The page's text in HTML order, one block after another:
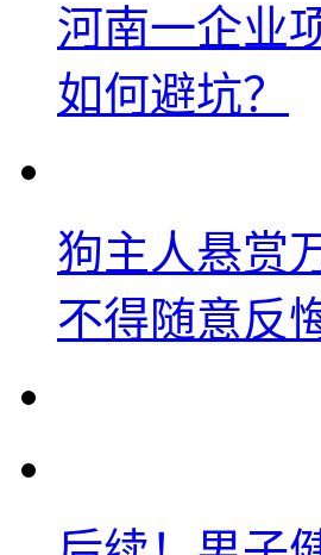
河南一企业
如何避坑？
狗主人悬赏
不得随意反